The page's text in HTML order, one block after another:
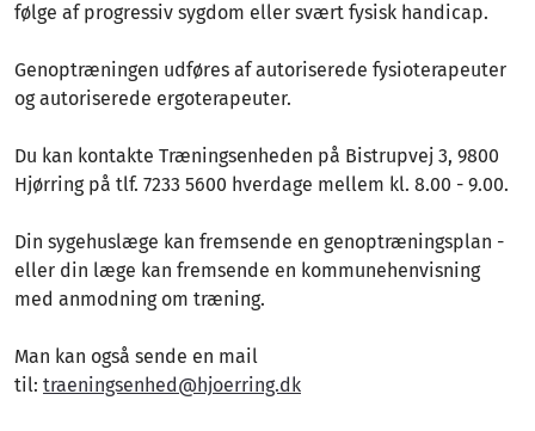
følge af progressiv sygdom eller svært fysisk handicap.
Genoptræningen udføres af autoriserede fysioterapeuter
og autoriserede ergoterapeuter.
Du kan kontakte Træningsenheden på Bistrupvej 3, 9800
Hjørring på tlf. 7233 5600 hverdage mellem kl. 8.00 - 9.00.
Din sygehuslæge kan fremsende en genoptræningsplan -
eller din læge kan fremsende en kommunehenvisning
med anmodning om træning.
Man kan også sende en mail
til: traeningsenhed@hjoerring.dk